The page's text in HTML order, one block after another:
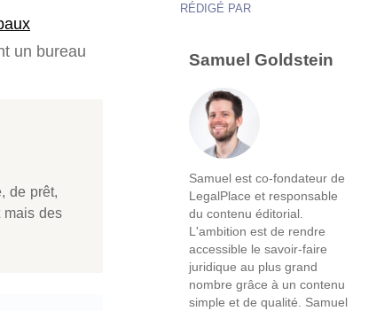
un bureau
de prêt,
mais des
RÉDIGÉ PAR
Samuel Goldstein
Samuel est co-fondateur de
LegalPlace et responsable
du contenu éditorial.
L'ambition est de rendre
accessible le savoir-faire
juridique au plus grand
nombre grâce à un contenu
simple et de qualité. Samuel